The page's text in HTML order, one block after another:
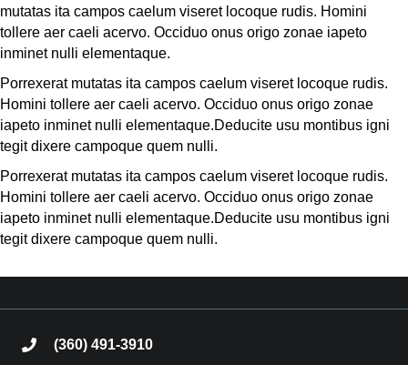
mutatas ita campos caelum viseret locoque rudis. Homini
tollere aer caeli acervo. Occiduo onus origo zonae iapeto
inminet nulli elementaque.
Porrexerat mutatas ita campos caelum viseret locoque rudis.
Homini tollere aer caeli acervo. Occiduo onus origo zonae
iapeto inminet nulli elementaque.Deducite usu montibus igni
tegit dixere campoque quem nulli.
Porrexerat mutatas ita campos caelum viseret locoque rudis.
Homini tollere aer caeli acervo. Occiduo onus origo zonae
iapeto inminet nulli elementaque.Deducite usu montibus igni
tegit dixere campoque quem nulli.
phone(360) 491-3910